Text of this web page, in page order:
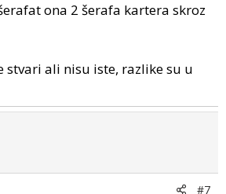
ona 2 šerafa kartera skroz
stvari ali nisu iste, razlike su u
#7